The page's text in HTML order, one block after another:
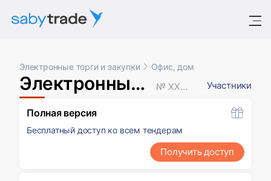
Электронные торги и закупки Офис, дом
Электронный аукцион № XXXXXXX Участники
Полная версия
Бесплатный доступ ко всем тендерам
Получить доступ